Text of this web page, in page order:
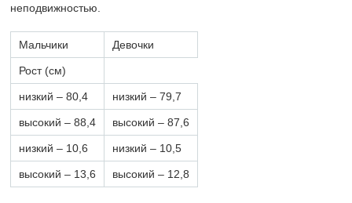
неподвижностью.
Мальчики Девочки
Рост (см)
низкий – 80,4 низкий – 79,7
высокий – 88,4 высокий – 87,6
низкий – 10,6 низкий – 10,5
высокий – 13,6 высокий – 12,8